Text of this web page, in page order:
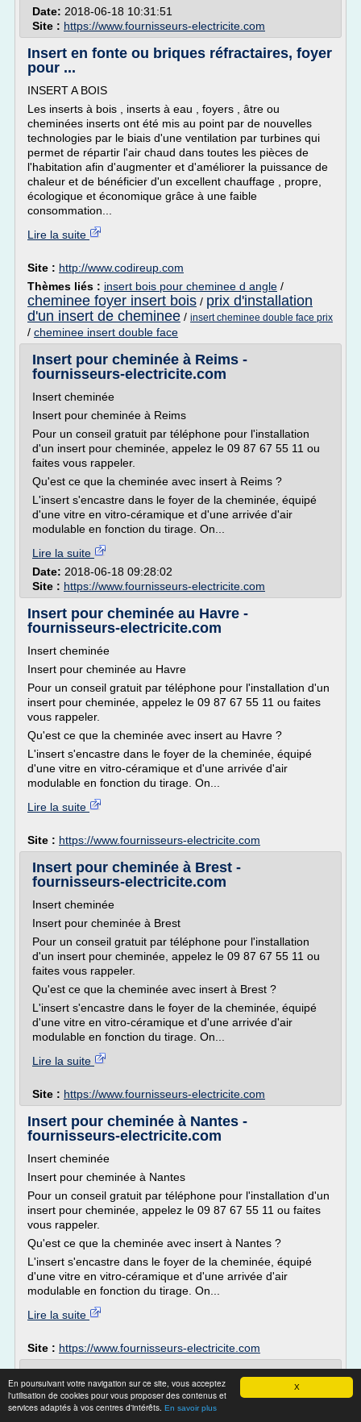
X
En poursuivant votre navigation sur ce site, vous acceptez
l'utilisation de cookies pour vous proposer des contenus et
services adaptés à vos centres d'intérêts. En savoir plus
Date: 2018-06-18 10:31:51
Site : https://www.fournisseurs-electricite.com
Insert en fonte ou briques réfractaires, foyer
pour ...
INSERT A BOIS
Les inserts à bois , inserts à eau , foyers , âtre ou
cheminées inserts ont été mis au point par de nouvelles
technologies par le biais d'une ventilation par turbines qui
permet de répartir l'air chaud dans toutes les pièces de
l'habitation afin d'augmenter et d'améliorer la puissance de
chaleur et de bénéficier d'un excellent chauffage , propre,
écologique et économique grâce à une faible
consommation...
Lire la suite
Site : http://www.codireup.com
Thèmes liés : insert bois pour cheminee d angle /
cheminee foyer insert bois / prix d'installation
d'un insert de cheminee / insert cheminee double face prix
/ cheminee insert double face
Insert pour cheminée à Reims -
fournisseurs-electricite.com
Insert cheminée
Insert pour cheminée à Reims
Pour un conseil gratuit par téléphone pour l'installation
d'un insert pour cheminée, appelez le 09 87 67 55 11 ou
faites vous rappeler.
Qu'est ce que la cheminée avec insert à Reims ?
L'insert s'encastre dans le foyer de la cheminée, équipé
d'une vitre en vitro-céramique et d'une arrivée d'air
modulable en fonction du tirage. On...
Lire la suite
Date: 2018-06-18 09:28:02
Site : https://www.fournisseurs-electricite.com
Insert pour cheminée au Havre -
fournisseurs-electricite.com
Insert cheminée
Insert pour cheminée au Havre
Pour un conseil gratuit par téléphone pour l'installation d'un
insert pour cheminée, appelez le 09 87 67 55 11 ou faites
vous rappeler.
Qu'est ce que la cheminée avec insert au Havre ?
L'insert s'encastre dans le foyer de la cheminée, équipé
d'une vitre en vitro-céramique et d'une arrivée d'air
modulable en fonction du tirage. On...
Lire la suite
Site : https://www.fournisseurs-electricite.com
Insert pour cheminée à Brest -
fournisseurs-electricite.com
Insert cheminée
Insert pour cheminée à Brest
Pour un conseil gratuit par téléphone pour l'installation
d'un insert pour cheminée, appelez le 09 87 67 55 11 ou
faites vous rappeler.
Qu'est ce que la cheminée avec insert à Brest ?
L'insert s'encastre dans le foyer de la cheminée, équipé
d'une vitre en vitro-céramique et d'une arrivée d'air
modulable en fonction du tirage. On...
Lire la suite
Site : https://www.fournisseurs-electricite.com
Insert pour cheminée à Nantes -
fournisseurs-electricite.com
Insert cheminée
Insert pour cheminée à Nantes
Pour un conseil gratuit par téléphone pour l'installation d'un
insert pour cheminée, appelez le 09 87 67 55 11 ou faites
vous rappeler.
Qu'est ce que la cheminée avec insert à Nantes ?
L'insert s'encastre dans le foyer de la cheminée, équipé
d'une vitre en vitro-céramique et d'une arrivée d'air
modulable en fonction du tirage. On...
Lire la suite
Site : https://www.fournisseurs-electricite.com
Insert pour cheminée à Maubeuge -
Trouvez l'offre moins ...
Pour un conseil gratuit par téléphone pour l'installation